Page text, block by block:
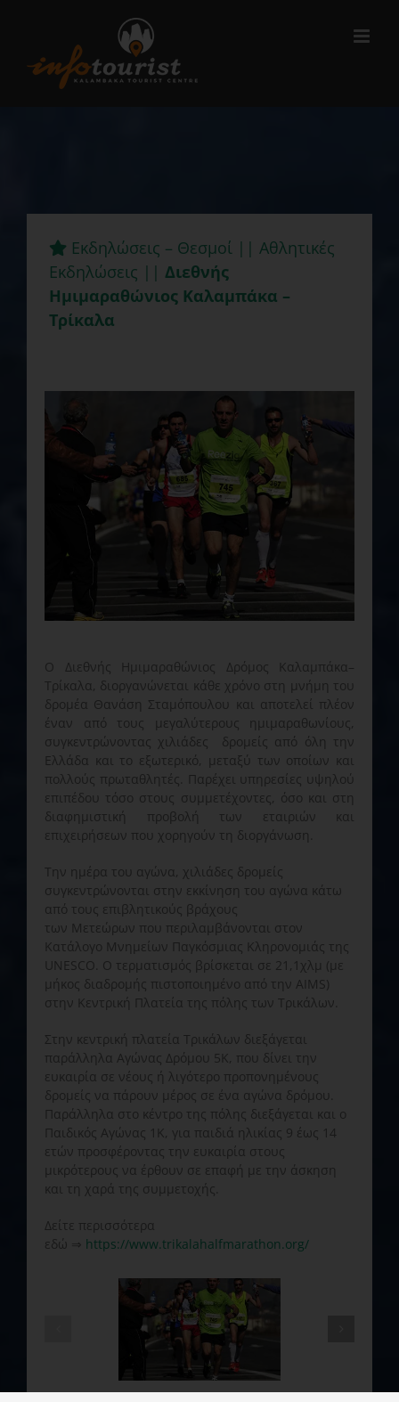
Εκδηλώσεις – Θεσμοί || Αθλητικές
Εκδηλώσεις || Διεθνής
Ημιμαραθώνιος Καλαμπάκα –
Τρίκαλα
Ο Διεθνής Ημιμαραθώνιος Δρόμος Καλαμπάκα–
Τρίκαλα, διοργανώνεται κάθε χρόνο στη μνήμη του
δρομέα Θανάση Σταμόπουλου και αποτελεί πλέον
έναν από τους μεγαλύτερους ημιμαραθωνίους,
συγκεντρώνοντας χιλιάδες δρομείς από όλη την
Ελλάδα και το εξωτερικό, μεταξύ των οποίων και
πολλούς πρωταθλητές. Παρέχει υπηρεσίες υψηλού
επιπέδου τόσο στους συμμετέχοντες, όσο και στη
διαφημιστική προβολή των εταιριών και
επιχειρήσεων που χορηγούν τη διοργάνωση.
Την ημέρα του αγώνα, χιλιάδες δρομείς
συγκεντρώνονται στην εκκίνηση του αγώνα κάτω
από τους επιβλητικούς βράχους
των Μετεώρων που περιλαμβάνονται στον
Κατάλογο Μνημείων Παγκόσμιας Κληρονομιάς της
UNESCO. Ο τερματισμός βρίσκεται σε 21,1χλμ (με
μήκος διαδρομής πιστοποιημένο από την AIMS)
στην Κεντρική Πλατεία της πόλης των Τρικάλων.
Στην κεντρική πλατεία Τρικάλων διεξάγεται
παράλληλα Αγώνας Δρόμου 5K, που δίνει την
ευκαιρία σε νέους ή λιγότερο προπονημένους
δρομείς να πάρουν μέρος σε ένα αγώνα δρόμου.
Παράλληλα στο κέντρο της πόλης διεξάγεται και ο
Παιδικός Αγώνας 1K, για παιδιά ηλικίας 9 έως 14
ετών προσφέροντας την ευκαιρία στους
μικρότερους να έρθουν σε επαφή με την άσκηση
και τη χαρά της συμμετοχής.
Δείτε περισσότερα
εδώ ⇒ https://www.trikalahalfmarathon.org/